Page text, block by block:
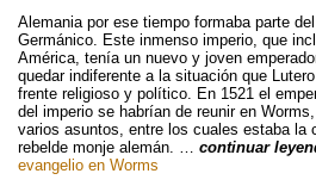
Alemania por ese tiempo formaba parte
Germánico. Este inmenso imperio, que
América, tenía un nuevo y joven
quedar indiferente a la situación que
frente religioso y político. En 1521 el
del imperio se habrían de reunir en
varios asuntos, entre los cuales estaba la
rebelde monje alemán. … continuar
evangelio en Worms